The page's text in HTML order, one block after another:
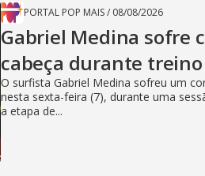
PORTAL POP MAIS/ 08/08/2026
Gabriel Medina sofre
cabeça durante treino
O surfista Gabriel Medina sofreu um
nesta sexta-feira (7), durante uma
a etapa de...